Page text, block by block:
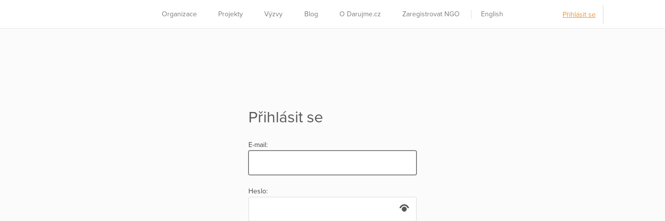
Organizace Projekty Výzvy Blog O Darujme.cz Zaregistrovat NGO English Přihlásit se
Přihlásit se
E-mail:
Heslo: